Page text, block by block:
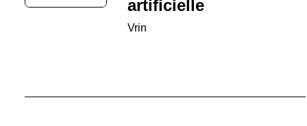
artificielle
Vrin